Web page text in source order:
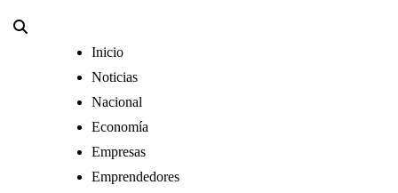
Inicio
Noticias
Nacional
Economía
Empresas
Emprendedores